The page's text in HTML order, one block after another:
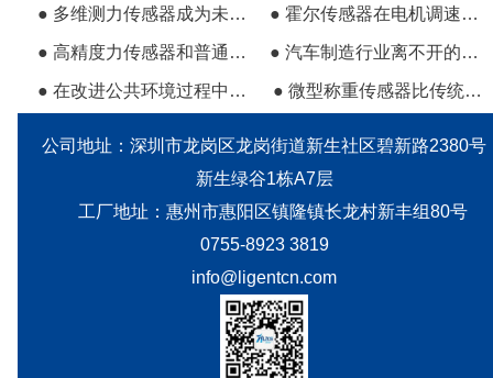
● 多维测力传感器成为未来人机交互重要桥梁 ● 霍尔传感器在电机调速系统中的应用
● 高精度力传感器和普通力传感器的区 ● 汽车制造行业离不开的几种传感器类型
● 在改进公共环境过程中压力传感器所起到的作用 ● 微型称重传感器比传统传感器的优越性
公司地址：深圳市龙岗区龙岗街道新生社区碧新路2380号
新生绿谷1栋A7层
工厂地址：惠州市惠阳区镇隆镇长龙村新丰组80号
0755-8923 3819
info@ligentcn.com